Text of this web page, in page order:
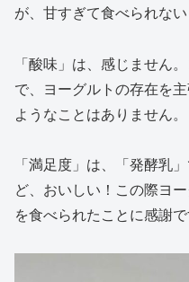
が、甘すぎて食べられな
「酸味」は、感じません
で、ヨーグルトの存在を
ようなことはありません。
「満足度」は、「発酵乳
ど、おいしい！この際ヨ
を食べられたことに感謝で